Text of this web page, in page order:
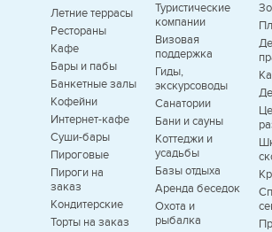
Летние террасы
Рестораны
Кафе
Бары и пабы
Банкетные залы
Кофейни
Интернет-кафе
Суши-бары
Пироговые
Пироги на
заказ
Кондитерские
Торты на заказ
Туристические
компании
Визовая
поддержка
Гиды,
экскурсоводы
Санатории
Бани и сауны
Коттеджи и
усадьбы
Базы отдыха
Аренда беседок
Охота и
рыбалка